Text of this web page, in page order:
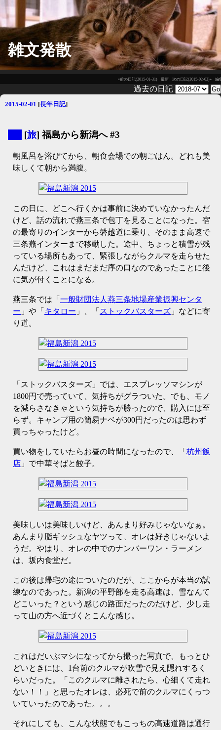
雑文発散
«前の日記(2015-01-31) 最新 次の日記(2015-02-02)» 編
過去の日記
2015-02-01 [長年日記]
[旅] 福島から新潟へ #3
朝風呂を浴びてから、朝食会場での朝ごはん。どれも美
味しくて朝から満腹。
この日に、どこへ行くかは事前に決めていなかったんだ
けど、話の流れで燕三条で包丁を見ることになった。宿
の最寄りのインターから磐越道に乗り、そのまま高速で
三条燕インターまで移動した。途中、ちょっと積雪が残
っている場所もあって、緊張しながらクルマを走らせた
んだけど、これはまだまだ序の口なのであったことに後
に気が付くことになる。
燕三条では「 一般財団法人燕三条地場産業振興センタ
ー 」や「 キタロー 」、「 ストックバスターズ 」などに寄
り道。
「ストックバスターズ」では、エスプレッソマシンが
1800円で売っていて、気持ちがグラついた。でも、モノ
を減らさなきゃという気持ちが勝ったので、購入には至
らず。キャンプ用の簡易ナベが300円だったのは思わず
買っちゃったけど。
買い物をしていたらお昼の時間になったので、「 杭州飯
店 」で中華そばと餃子。
美味しいは美味しいけど、あんまり好みじゃないなぁ。
あんまり脂ギッシュなヤツって、オレは好きじゃないよ
うだ。やはり、オレの中でのナンバーワン・ラーメン
は、坂内食堂だ。
この後は帰宅の途についたのだが、ここからが本当の試
練なのであった。新潟の平野部を走る高速は、雪なんて
どこいった？という感じの路面だったのだけど、少し走
って山の方へ近づくとこんな感じ。
これはだいぶマシになってから撮った写真で、もっとひ
どいときには、1台前のクルマが吹雪で見え隠れするく
らいだった。「このクルマに離されたら、心細くて走れ
ない！！」と思ったオレは、必死で前のクルマにくっつ
いていったのであった。。。
それにしても、こんな状態でもこっちの高速道路は通行